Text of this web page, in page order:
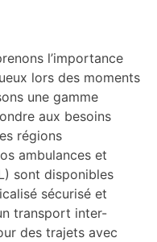
l’importance
lors des moments
une gamme
aux besoins
régions
ambulances et
sont disponibles
sécurisé et
transport inter-
des trajets avec